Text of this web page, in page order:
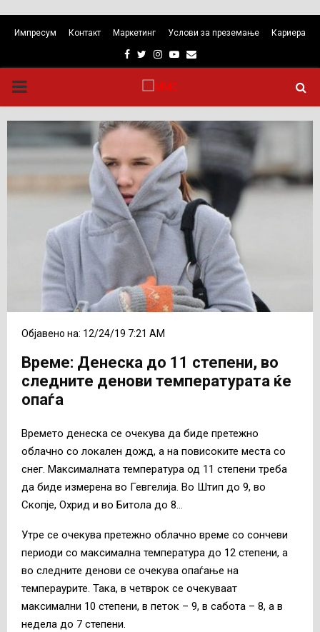
Импресум Контакт Маркетинг Услови за преземање Кариера
Facebook
TwitterInstagram
Youtube
Email
PRIMARY
MENU
Објавено на: 12/24/19 7:21 AM
Време: Денеска до 11 степени, во
следните денови температурата ќе
опаѓа
Времето денеска се очекува да биде претежно
облачно со локален дожд, а на повисоките места со
снег. Максималната температура од 11 степени треба
да биде измерена во Гевгелија. Во Штип до 9, во
Скопје, Охрид и во Битола до 8…
Утре се очекува претежно облачно време со сончеви
периоди со максимална температура до 12 степени, а
во следните денови се очекува опаѓање на
темпераурите. Така, в четврок се очекуваат
максимални 10 степени, в петок – 9, в сабота – 8, а в
недела до 7 степени.